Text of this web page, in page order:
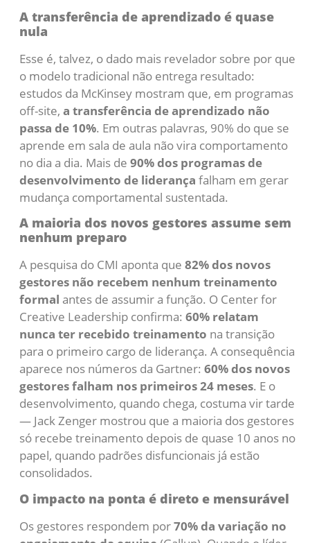
A transferência de aprendizado é quase
nula
Esse é, talvez, o dado mais revelador sobre por que
o modelo tradicional não entrega resultado:
estudos da McKinsey mostram que, em programas
off-site, a transferência de aprendizado não
passa de 10%. Em outras palavras, 90% do que se
aprende em sala de aula não vira comportamento
no dia a dia. Mais de 90% dos programas de
desenvolvimento de liderança falham em gerar
mudança comportamental sustentada.
A maioria dos novos gestores assume sem
nenhum preparo
A pesquisa do CMI aponta que 82% dos novos
gestores não recebem nenhum treinamento
formal antes de assumir a função. O Center for
Creative Leadership confirma: 60% relatam
nunca ter recebido treinamento na transição
para o primeiro cargo de liderança. A consequência
aparece nos números da Gartner: 60% dos novos
gestores falham nos primeiros 24 meses. E o
desenvolvimento, quando chega, costuma vir tarde
— Jack Zenger mostrou que a maioria dos gestores
só recebe treinamento depois de quase 10 anos no
papel, quando padrões disfuncionais já estão
consolidados.
O impacto na ponta é direto e mensurável
Os gestores respondem por70% da variação no